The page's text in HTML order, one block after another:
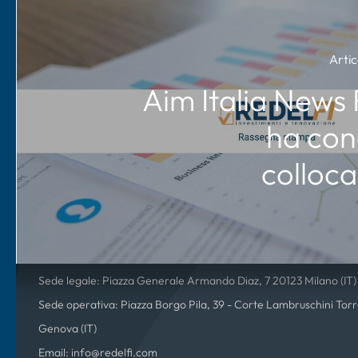
Aim Italia News
ha
P.IVA 01815350994 – C.F. 01815350994 – R.E.A. Nr. 2588372
Società iscritta al Registro delle Imprese di Milano
Sede legale: Piazza Generale Armando Diaz, 7 20123 Milano (IT)
Sede operativa: Piazza Borgo Pila, 39 - Corte Lambruschini
Genova (IT)
Email: info@redelfi.com